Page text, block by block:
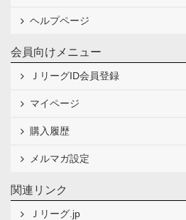
ヘルプページ
会員向けメニュー
ＪリーグID会員登録
マイページ
購入履歴
メルマガ設定
関連リンク
Ｊリーグ.jp